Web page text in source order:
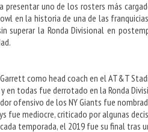
presentar uno de los rosters más
en la historia de una de las
superar la Ronda Divisional en
como head coach en el AT&T
en todas fue derrotado en la Ronda
ofensivo de los NY Giants fue
fue mediocre, criticado por algunas
temporada, el 2019 fue su final tras